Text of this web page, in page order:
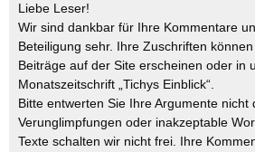
Liebe Leser!
Wir sind dankbar für Ihre Kommentare
Beteiligung sehr. Ihre Zuschriften
Beiträge auf der Site erscheinen oder in
Monatszeitschrift „Tichys Einblick“.
Bitte entwerten Sie Ihre Argumente nicht
Verunglimpfungen oder inakzeptable
Texte schalten wir nicht frei. Ihre